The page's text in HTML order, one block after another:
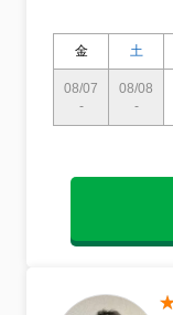
金 土
08/07
-
08/08
-